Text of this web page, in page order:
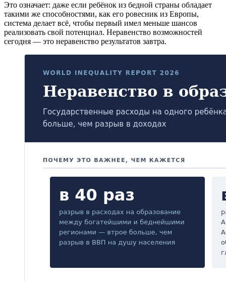
Это означает: даже если ребёнок из бедной страны обладает
такими же способностями, как его ровесник из Европы,
система делает всё, чтобы первый имел меньше шансов
реализовать свой потенциал. Неравенство возможностей
сегодня — это неравенство результатов завтра.